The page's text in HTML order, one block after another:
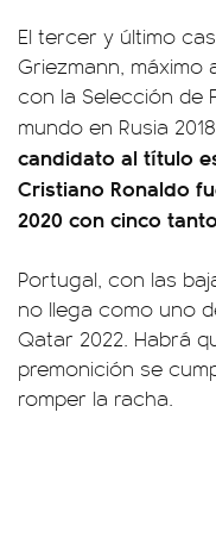
El tercer y último
Griezmann, máximo
con la Selección de
mundo en Rusia
candidato al título
Cristiano Ronaldo
2020 con cinco
Portugal, con las
no llega como uno
Qatar 2022. Habrá
premonición se
romper la racha.